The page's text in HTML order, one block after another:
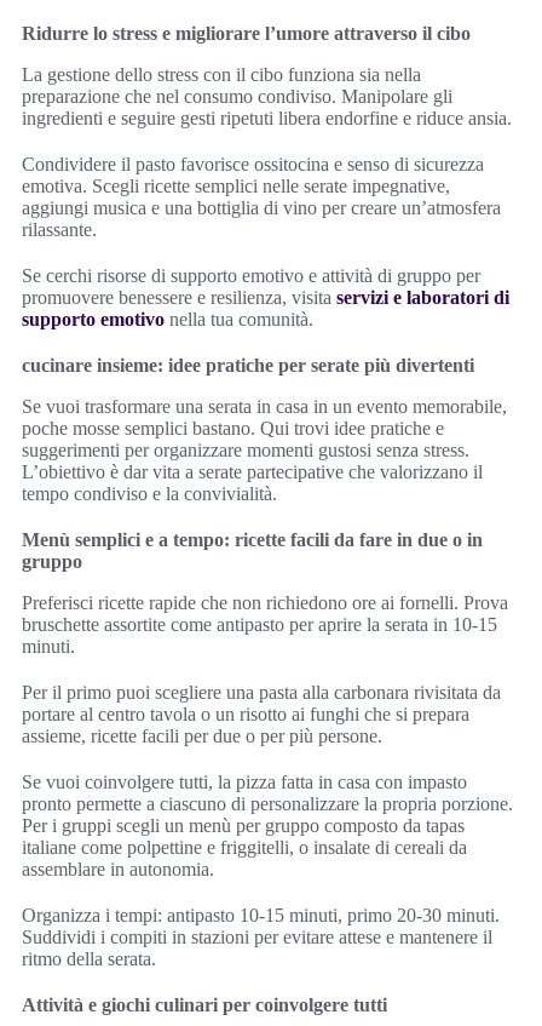
Ridurre lo stress e migliorare l’umore attraverso il cibo
La gestione dello stress con il cibo funziona sia nella
preparazione che nel consumo condiviso. Manipolare gli
ingredienti e seguire gesti ripetuti libera endorfine e riduce ansia.
Condividere il pasto favorisce ossitocina e senso di sicurezza
emotiva. Scegli ricette semplici nelle serate impegnative,
aggiungi musica e una bottiglia di vino per creare un’atmosfera
rilassante.
Se cerchi risorse di supporto emotivo e attività di gruppo per
promuovere benessere e resilienza, visita servizi e laboratori di
supporto emotivo nella tua comunità.
cucinare insieme: idee pratiche per serate più divertenti
Se vuoi trasformare una serata in casa in un evento memorabile,
poche mosse semplici bastano. Qui trovi idee pratiche e
suggerimenti per organizzare momenti gustosi senza stress.
L’obiettivo è dar vita a serate partecipative che valorizzano il
tempo condiviso e la convivialità.
Menù semplici e a tempo: ricette facili da fare in due o in
gruppo
Preferisci ricette rapide che non richiedono ore ai fornelli. Prova
bruschette assortite come antipasto per aprire la serata in 10-15
minuti.
Per il primo puoi scegliere una pasta alla carbonara rivisitata da
portare al centro tavola o un risotto ai funghi che si prepara
assieme, ricette facili per due o per più persone.
Se vuoi coinvolgere tutti, la pizza fatta in casa con impasto
pronto permette a ciascuno di personalizzare la propria porzione.
Per i gruppi scegli un menù per gruppo composto da tapas
italiane come polpettine e friggitelli, o insalate di cereali da
assemblare in autonomia.
Organizza i tempi: antipasto 10-15 minuti, primo 20-30 minuti.
Suddividi i compiti in stazioni per evitare attese e mantenere il
ritmo della serata.
Attività e giochi culinari per coinvolgere tutti